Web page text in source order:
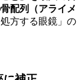
配列（アライメ
方する眼鏡」の